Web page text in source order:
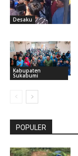
Desaku
Kabupaten
Sukabumi
POPULER